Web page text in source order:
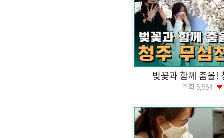
벚꽃과 함께 춤을!
조회 5,554